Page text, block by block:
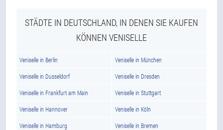
STÄDTE IN DEUTSCHLAND, IN DENEN SIE KAUFEN
KÖNNEN VENISELLE
Veniselle in Berlin Veniselle in München
Veniselle in Dusseldorf Veniselle in Dresden
Veniselle in Frankfurt am Main Veniselle in Stuttgart
Veniselle in Hannover Veniselle in Köln
Veniselle in Hamburg Veniselle in Bremen